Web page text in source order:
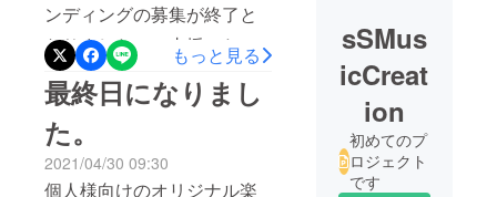
ンディングの募集が終了と
なりました。ご支援いただ
きました方々に厚く御礼申
し上げます。さて、私ども
のプロジェクトですが、
サービス開始に向け着々と
もっと見る
最終日になりまし
た。
2021/04/30 09:30
個人様向けのオリジナル楽
sSMus
icCreat
ion
初めてのプ
ロジェクト
です